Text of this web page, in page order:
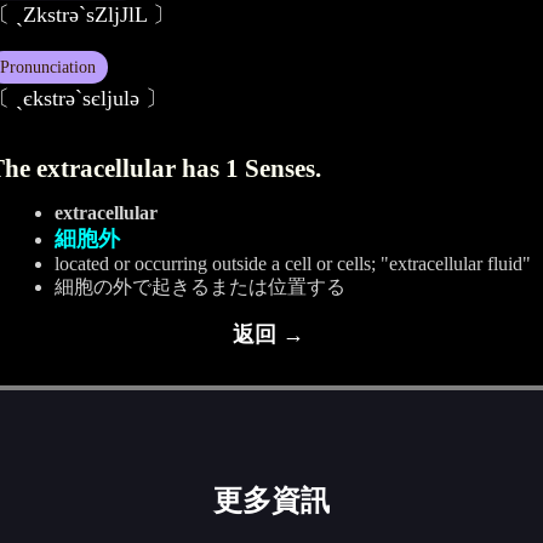
〔 ˏZkstrә`sZljJlL 〕
Pronunciation
〔 ˏєkstrәˋsєljulә 〕
extracellular has 1 Senses.
extracellular
細胞外
located or occurring outside a cell or cells; "extracellular fluid"
細胞の外で起きるまたは位置する
返回 →
更多資訊